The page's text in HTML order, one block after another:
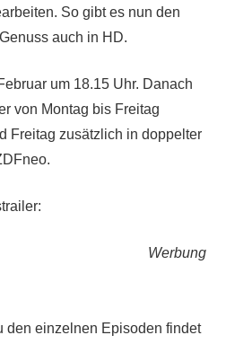
So gibt es nun den
auch in HD.
um 18.15 Uhr. Danach
von Montag bis Freitag
Freitag zusätzlich in doppelter
Werbung
den einzelnen Episoden findet